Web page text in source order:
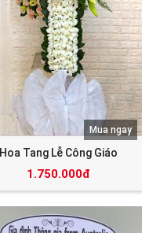
Hoa Tang Lễ Công Giáo
1.750.000đ
Mua ngay